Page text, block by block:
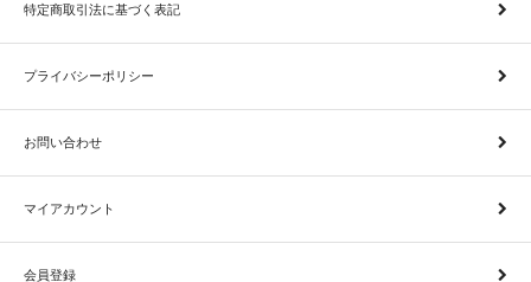
特定商取引法に基づく表記
プライバシーポリシー
お問い合わせ
マイアカウント
会員登録